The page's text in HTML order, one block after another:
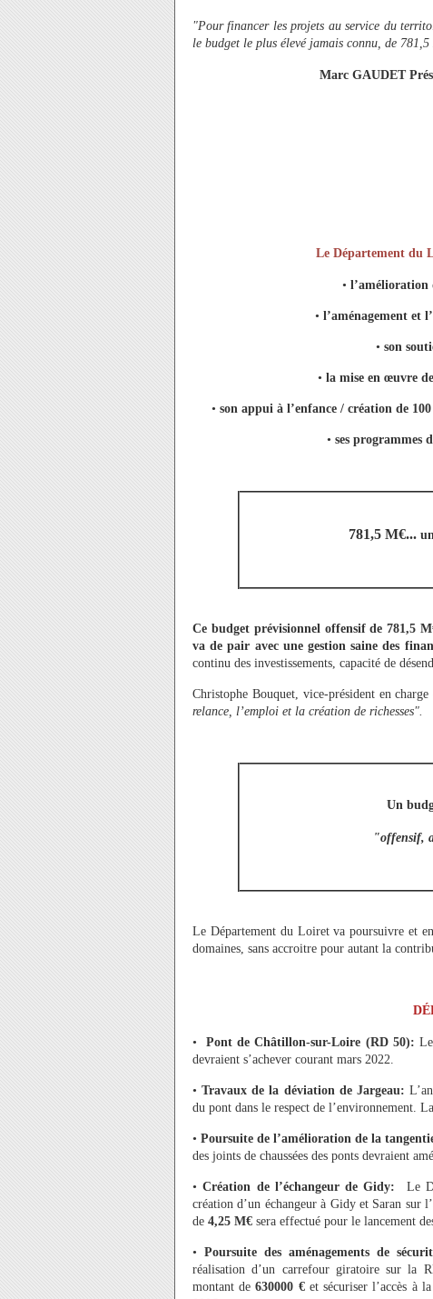
"Pour financer les projets au service du
le budget le plus élevé jamais connu, de
Marc GAUDET
Le Département du
• l’amélioration
• l’aménagement et
• son
• la mise en œuvre de
• son appui à l’enfance / création de
• ses programmes
781,5 M€...
Ce budget prévisionnel offensif de 781,5
va de pair avec une gestion saine des
continu des investissements, capacité de
Christophe Bouquet, vice-président en charge
relance, l’emploi et la création de richesses".
Un
"offensif,
Le Département du Loiret va poursuivre et
domaines, sans accroitre pour autant la
•Pont de Châtillon-sur-Loire (RD 50):
devraient s’achever courant mars 2022.
• Travaux de la déviation de Jargeau:
du pont dans le respect de l’environnement.
• Poursuite de l’amélioration de la
des joints de chaussées des ponts devraient
• Création de l’échangeur de Gidy:Le
création d’un échangeur à Gidy et Saran sur
de 4,25 M€ sera effectué pour le lancement
• Poursuite des aménagements de
réalisation d’un carrefour giratoire sur la
montant de630000 € et sécuriser l’accès à